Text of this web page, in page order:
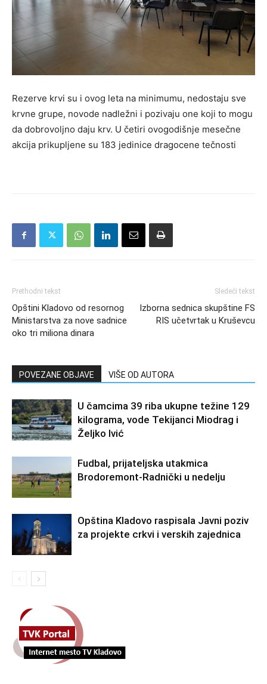
Rezerve krvi su i ovog leta na minimumu, nedostaju sve
krvne grupe, novode nadležni i pozivaju one koji to mogu
da dobrovoljno daju krv. U četiri ovogodišnje mesečne
akcija prikupljene su 183 jedinice dragocene tečnosti
Prethodni tekst
Opštini Kladovo od resornog
Ministarstva za nove sadnice
oko tri miliona dinara
Sledeći tekst
Izborna sednica skupštine FS
RIS učetvrtak u Kruševcu
POVEZANE OBJAVE VIŠE OD AUTORA
U čamcima 39 riba ukupne težine 129
kilograma, vode Tekijanci Miodrag i
Željko Ivić
Fudbal, prijateljska utakmica
Brodoremont-Radnički u nedelju
Opština Kladovo raspisala Javni poziv
za projekte crkvi i verskih zajednica